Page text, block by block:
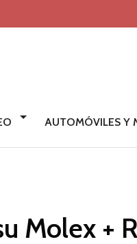
AUTOMÓVILES Y
Molex +